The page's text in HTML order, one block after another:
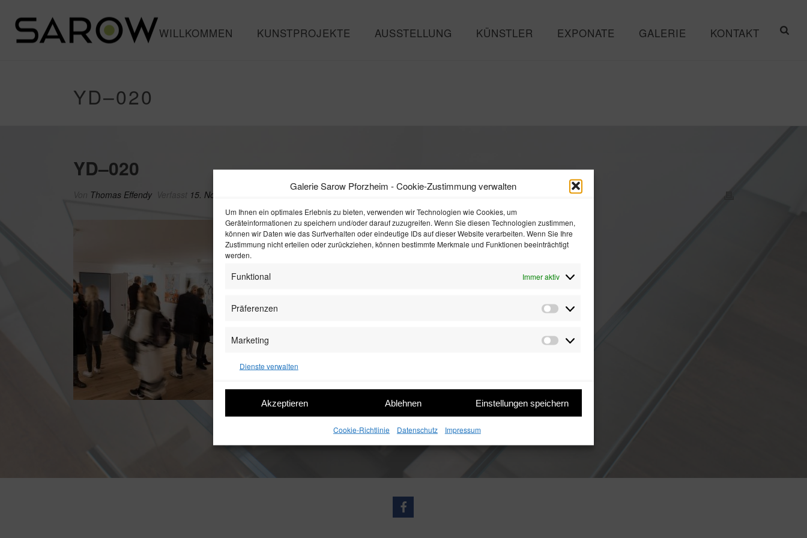
Galerie Sarow Pforzheim - Cookie-Zustimmung verwalten
Um Ihnen ein optimales Erlebnis zu bieten, verwenden wir Technologien wie Cookies, um
Geräteinformationen zu speichern und/oder darauf zuzugreifen. Wenn Sie diesen Technologien zustimmen,
können wir Daten wie das Surfverhalten oder eindeutige IDs auf dieser Website verarbeiten. Wenn Sie Ihre
Zustimmung nicht erteilen oder zurückziehen, können bestimmte Merkmale und Funktionen beeinträchtigt
werden.
Funktional Immer aktiv
Präferenzen
Präferenzen
Marketing
Marketing
Dienste verwalten
Akzeptieren Ablehnen Einstellungen speichern
Cookie-Richtlinie Datenschutz Impressum
WILLKOMMEN KUNSTPROJEKTE AUSSTELLUNG KÜNSTLER EXPONATE GALERIE KONTAKT
YD–020
YD–020
Thomas Effendy 15. November 2015